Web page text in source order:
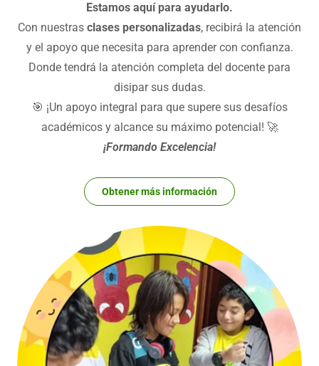
Estamos aquí para ayudarlo.
Con nuestras clases personalizadas, recibirá la atención
y el apoyo que necesita para aprender con confianza.
Donde tendrá la atención completa del docente para
disipar sus dudas.
🎯 ¡Un apoyo integral para que supere sus desafíos
académicos y alcance su máximo potencial! 🚀
¡Formando Excelencia!
Obtener más información